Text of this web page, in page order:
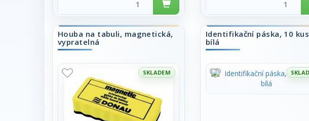
Houba na tabuli, magnetická,
vypratelná
SKLADEM
Identifikační páska, 10
bílá